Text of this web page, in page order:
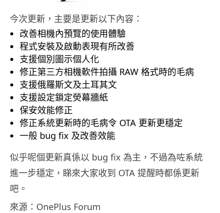
今次更新，主要是更新以下內容：
改善相機內預覽的使用體驗
程式安裝及啟動表現有所改善
支援個別圖示個人化
修正第三方相機軟件拍攝 RAW 格式時的毛病
支援俄羅斯文及土耳其文
支援設定鎖定熒幕牆紙
保安效能修正
修正系統更新時的毛病令 OTA 更新更穩定
一般 bug fix 及改善效能
似乎呢個更新真係以 bug fix 為主，不過為咗系統
進一步穩定，睇來大家收到 OTA 提醒時都係更新
吧。
來源：OnePlus Forum